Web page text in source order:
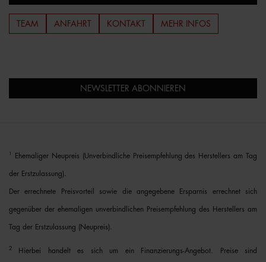
TEAM ANFAHRT KONTAKT MEHR INFOS
NEWSLETTER ABONNIEREN
Ehemaliger Neupreis (Unverbindliche Preisempfehlung des Herstellers am Tag
der Erstzulassung).
Der errechnete Preisvorteil sowie die angegebene Ersparnis errechnet sich
gegenüber der ehemaligen unverbindlichen Preisempfehlung des Herstellers am
Tag der Erstzulassung (Neupreis).
2 Hierbei handelt es sich um ein Finanzierungs-Angebot. Preise sind